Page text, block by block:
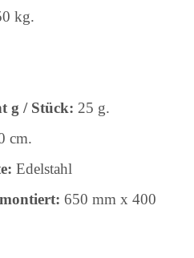
kg.
g / Stück: 25 g.
cm.
Edelstahl
650 mm x 400